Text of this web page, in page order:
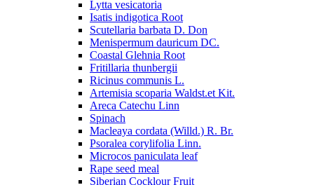
Lytta vesicatoria
Isatis indigotica Root
Scutellaria barbata D. Don
Menispermum dauricum DC.
Coastal Glehnia Root
Fritillaria thunbergii
Ricinus communis L.
Artemisia scoparia Waldst.et Kit.
Areca Catechu Linn
Spinach
Macleaya cordata (Willd.) R. Br.
Psoralea corylifolia Linn.
Microcos paniculata leaf
Rape seed meal
Siberian Cocklour Fruit